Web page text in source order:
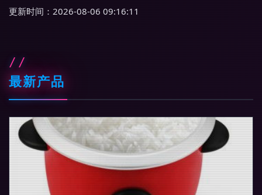
更新时间：2026-08-06 09:16:11
最新产品